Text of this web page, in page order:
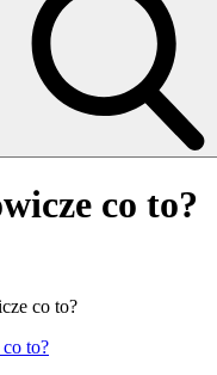
co to?
co to?